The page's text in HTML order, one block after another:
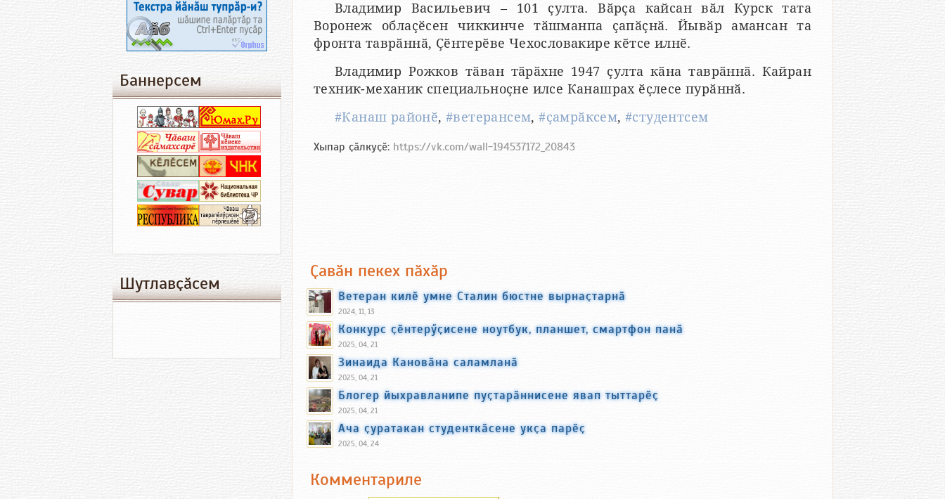
Владимир Васильевич – 101 ҫулта. Вӑрҫа кайсан вӑл Курск тата
Воронеж облаҫӗсен чиккинче тӑшманпа ҫапӑҫнӑ. Йывӑр амансан та
фронта таврӑннӑ, Ҫӗнтерӗве Чехословакире кӗтсе илнӗ.
Владимир Рожков тӑван тӑрӑхне 1947 ҫулта кӑна таврӑннӑ. Кайран
техник-механик специальноҫне илсе Канашрах ӗҫлесе пурӑннӑ.
#Канаш районӗ,#ветерансем,#ҫамрӑксем,#студентсем
Хыпар ҫӑлкуҫӗ: https://vk.com/wall-194537172_20843
Ҫавӑн пекех пӑхӑр
Ветеран килӗ умне Сталин бюстне вырнаҫтарнӑ
2024, 11, 13
Конкурс ҫӗнтерӳҫисене ноутбук, планшет, смартфон панӑ
2025, 04, 21
Зинаида Кановӑна саламланӑ
2025, 04, 21
Блогер йыхравланипе пуҫтарӑннисене явап тыттарӗҫ
2025, 04, 21
Ача ҫуратакан студенткӑсене укҫа парӗҫ
2025, 04, 24
Комментариле
Баннерсем
Шутлавҫӑсем